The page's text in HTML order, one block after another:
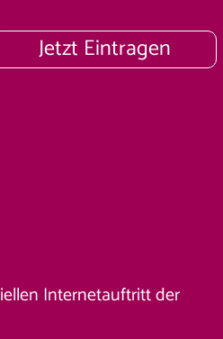
Jetzt Eintragen
Internetauftritt der